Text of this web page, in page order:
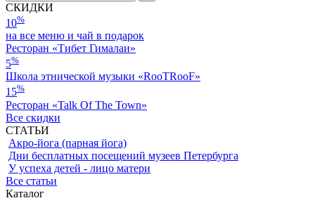
СКИДКИ
10%
на все меню и чай в подарок
Ресторан «Тибет Гималаи»
5%
Школа этнической музыки «RooTRooF»
15%
Ресторан «Talk Of The Town»
Все скидки
СТАТЬИ
Акро-йога (парная йога)
Дни бесплатных посещений музеев Петербурга
У успеха детей - лицо матери
Все статьи
Каталог